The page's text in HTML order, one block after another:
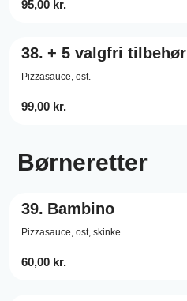
95,00 kr.
38. + 5 valgfri tilbehør
Pizzasauce, ost.
99,00 kr.
Børneretter
39. Bambino
Pizzasauce, ost, skinke.
60,00 kr.